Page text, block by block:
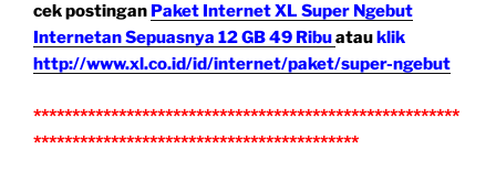
cek postingan Paket Internet XL Super Ngebut
Internetan Sepuasnya 12 GB 49 Ribuatauklik
http://www.xl.co.id/id/internet/paket/super-ngebut
*******************************************************
******************************************